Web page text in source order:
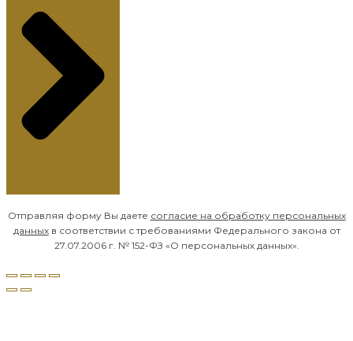
Отправляя форму Вы даете согласие на обработку персональных
данныхв соответствии с требованиями Федерального закона от
27.07.2006 г. № 152-ФЗ «О персональных данных».